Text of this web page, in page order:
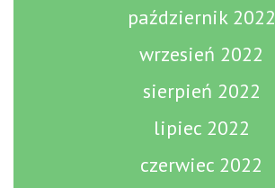
październik 2022
wrzesień 2022
sierpień 2022
lipiec 2022
czerwiec 2022